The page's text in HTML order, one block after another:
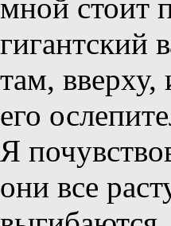
мной стоит
гигантский
там, вверху,
его
Я
они все